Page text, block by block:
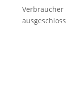
Verbraucher